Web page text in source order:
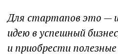
Для стартапов это —
идею в успешный
и приобрести полезные